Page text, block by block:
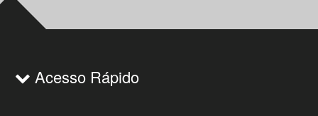
Acesso Rápido